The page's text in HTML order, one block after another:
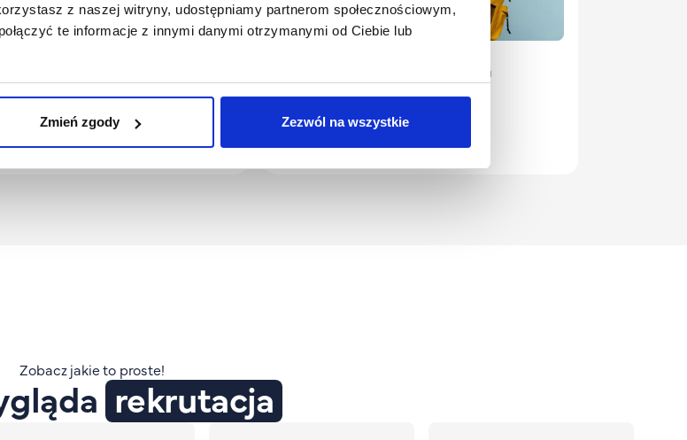
z naszej witryny, udostępniamy partnerom społecznościowym,
te informacje z innymi danymi otrzymanymi od Ciebie lub
Zmień zgody Zezwól na wszystkie
pediatryczna
od 560 zł/mies.
Nowoczesna administracja
samorządowa
Studiuj już od 430 zł/mies.
Zobacz jakie to proste!
rekrutacja